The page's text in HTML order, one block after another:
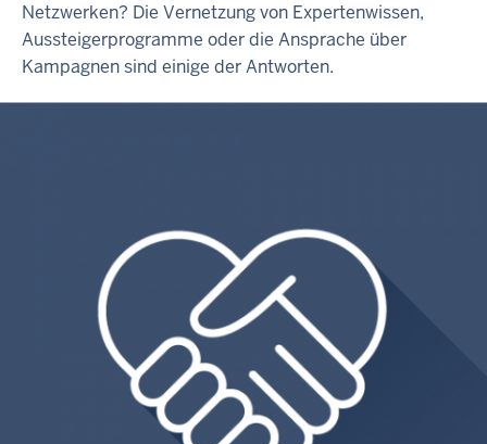
Netzwerken? Die Vernetzung von Expertenwissen,
Aussteigerprogramme oder die Ansprache über
Kampagnen sind einige der Antworten.